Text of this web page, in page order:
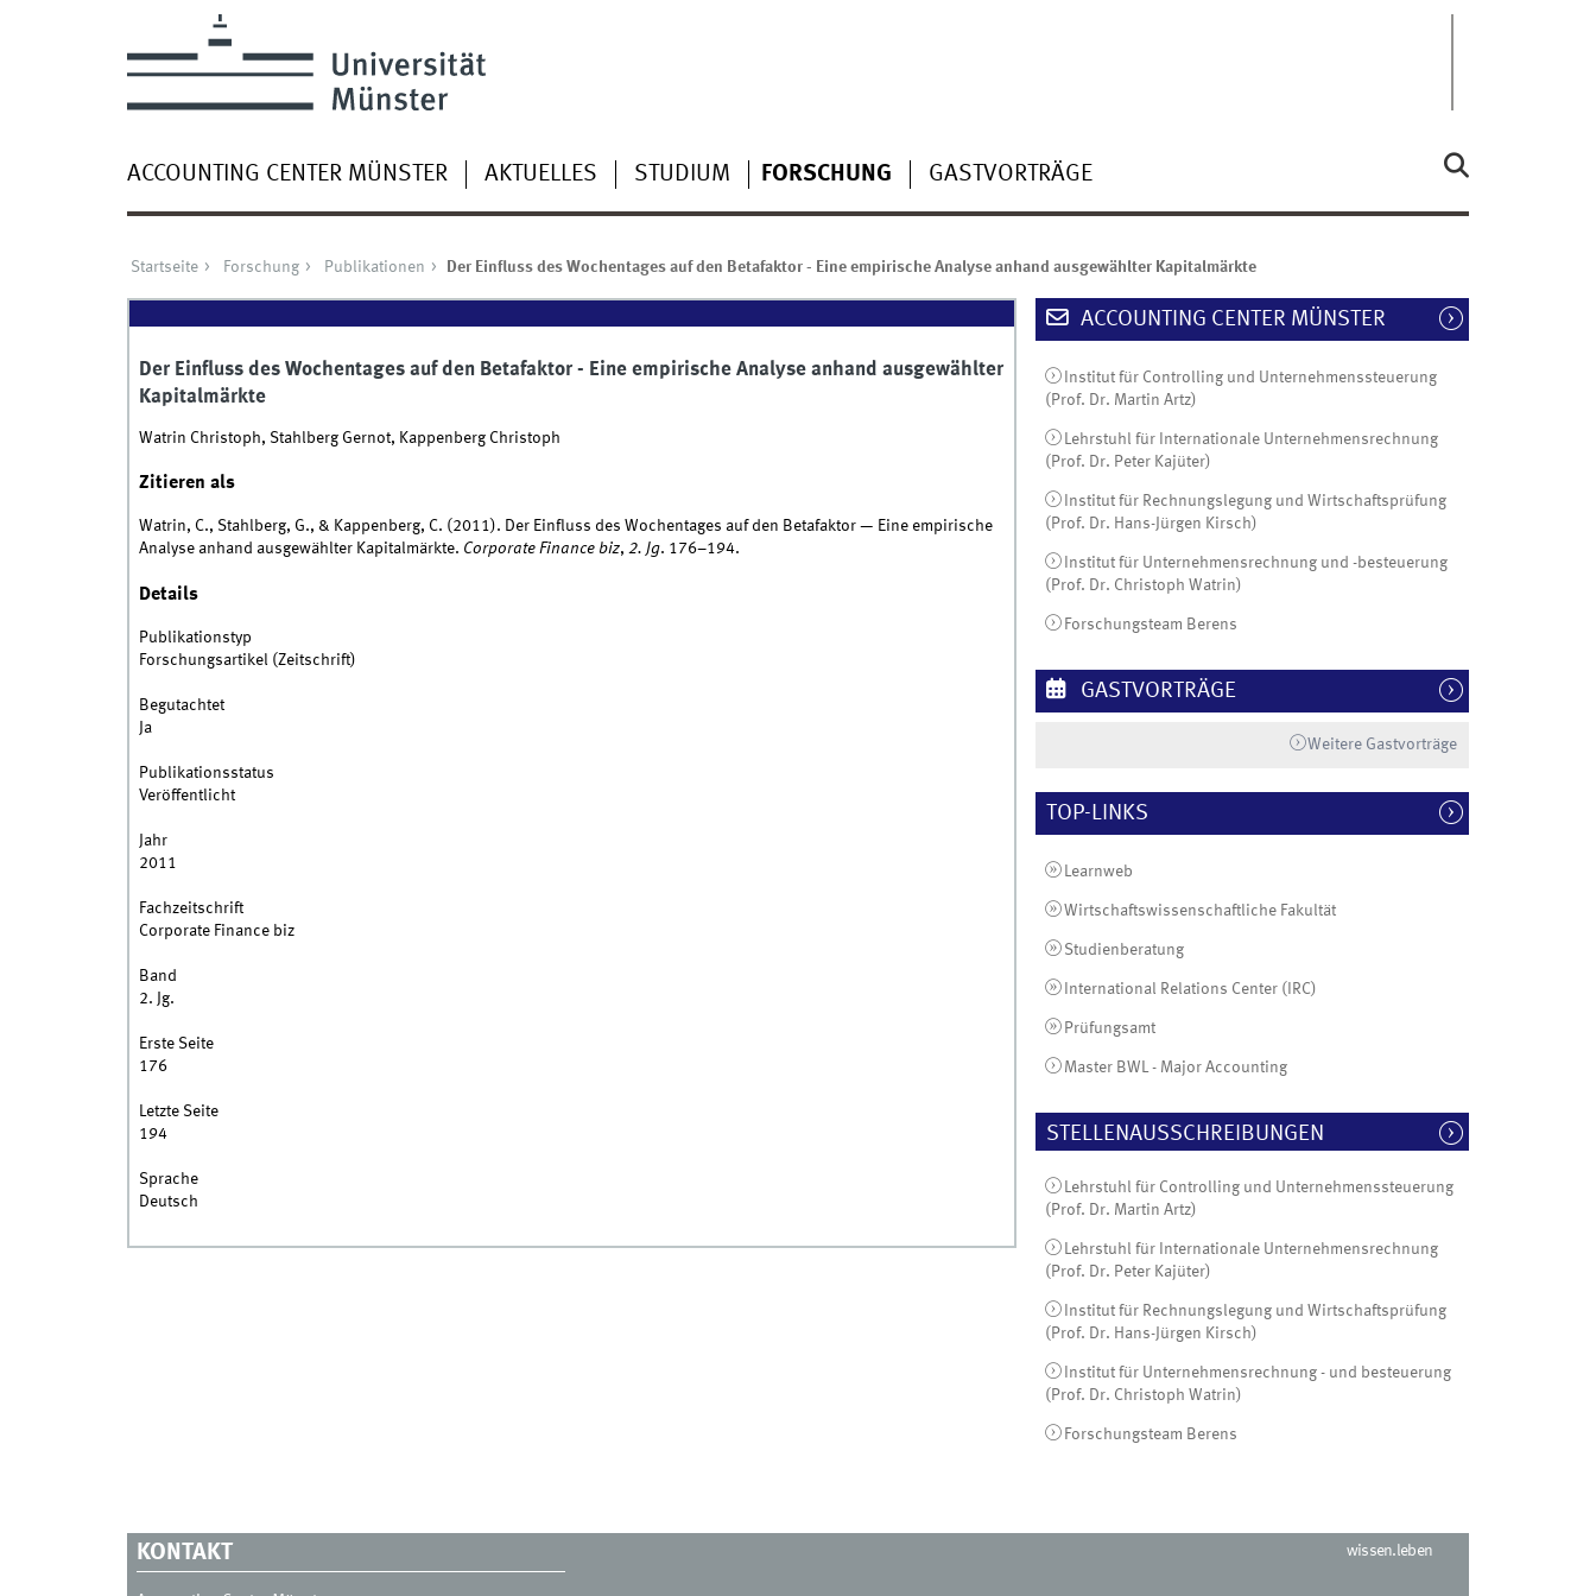
ACCOUNTING CENTER MÜNSTER AKTUELLES STUDIUM FORSCHUNG GASTVORTRÄGE
Startseite Forschung Publikationen Der Einfluss des Wochentages auf den Betafaktor - Eine empirische Analyse anhand ausgewählter Kapitalmärkte
Der Einfluss des Wochentages auf den Betafaktor - Eine empirische Analyse anhand ausgewählter
Kapitalmärkte
Watrin Christoph, Stahlberg Gernot, Kappenberg Christoph
Zitieren als
Watrin, C., Stahlberg, G., & Kappenberg, C. (2011). Der Einfluss des Wochentages auf den Betafaktor — Eine empirische
Analyse anhand ausgewählter Kapitalmärkte. Corporate Finance biz, 2. Jg. 176–194.
Details
Publikationstyp
Forschungsartikel (Zeitschrift)
Begutachtet
Ja
Publikationsstatus
Veröffentlicht
Jahr
2011
Fachzeitschrift
Corporate Finance biz
Band
2. Jg.
Erste Seite
176
Letzte Seite
194
Sprache
Deutsch
ACCOUNTING CENTER MÜNSTER
Institut für Controlling und Unternehmenssteuerung
(Prof. Dr. Martin Artz)
Lehrstuhl für Internationale Unternehmensrechnung
(Prof. Dr. Peter Kajüter)
Institut für Rechnungslegung und Wirtschaftsprüfung
(Prof. Dr. Hans-Jürgen Kirsch)
Institut für Unternehmensrechnung und -besteuerung
(Prof. Dr. Christoph Watrin)
Forschungsteam Berens
GASTVORTRÄGE
Weitere Gastvorträge
TOP-LINKS
Learnweb
Wirtschaftswissenschaftliche Fakultät
Studienberatung
International Relations Center (IRC)
Prüfungsamt
Master BWL - Major Accounting
STELLENAUSSCHREIBUNGEN
Lehrstuhl für Controlling und Unternehmenssteuerung
(Prof. Dr. Martin Artz)
Lehrstuhl für Internationale Unternehmensrechnung
(Prof. Dr. Peter Kajüter)
Institut für Rechnungslegung und Wirtschaftsprüfung
(Prof. Dr. Hans-Jürgen Kirsch)
Institut für Unternehmensrechnung - und besteuerung
(Prof. Dr. Christoph Watrin)
Forschungsteam Berens
KONTAKT wissen.leben